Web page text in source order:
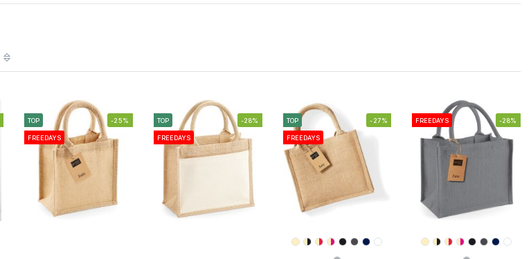
TOP
FREEDAYS
-25% TOP
FREEDAYS
-28% TOP
FREEDAYS
-27% FREEDAYS -28%